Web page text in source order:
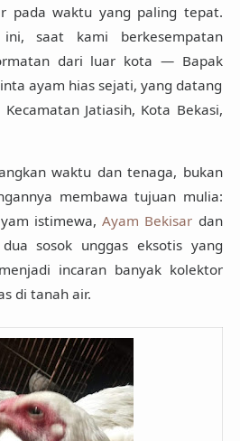
pada waktu yang paling tepat.
saat kami berkesempatan
dari luar kota — Bapak
ayam hias sejati, yang datang
Kecamatan Jatiasih, Kota Bekasi,
waktu dan tenaga, bukan
membawa tujuan mulia:
istimewa, Ayam Bekisar dan
sosok unggas eksotis yang
incaran banyak kolektor
di tanah air.